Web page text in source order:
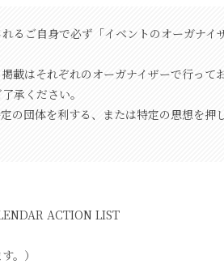
るご自身で必ず「イベントのオーガナイ
載はそれぞれのオーガナイザーで行って
承ください。
の団体を利する、または特定の思想を押
ACTION LIST
。）